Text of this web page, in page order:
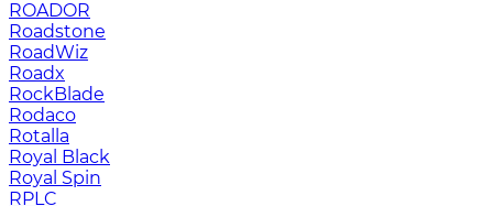
ROADOR
Roadstone
RoadWiz
Roadx
RockBlade
Rodaco
Rotalla
Royal Black
Royal Spin
RPLC